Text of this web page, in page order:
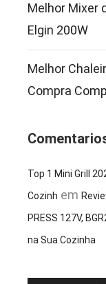
Melhor Mixer
Elgin 200W
Melhor
Compra
Top 1 Mini Grill
Cozinh em
PRESS 127V,
na Sua Cozinha